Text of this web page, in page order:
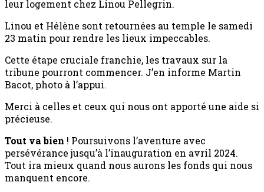
leur logement chez Linou Pellegrin.
Linou et Hélène sont retournées au temple le samedi
23 matin pour rendre les lieux impeccables.
Cette étape cruciale franchie, les travaux sur la
tribune pourront commencer. J’en informe Martin
Bacot, photo à l’appui.
Merci à celles et ceux qui nous ont apporté une aide si
précieuse.
Tout va bien ! Poursuivons l’aventure avec
persévérance jusqu’à l’inauguration en avril 2024.
Tout ira mieux quand nous aurons les fonds qui nous
manquent encore.